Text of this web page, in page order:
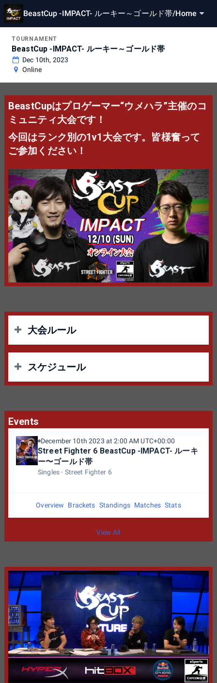
BeastCup -IMPACT- ルーキー～ゴールド帯/Home
TOURNAMENT
BeastCup -IMPACT- ルーキー～ゴールド帯
Dec 10th, 2023
Online
BeastCupはプロゲーマー“ウメハラ”主催のコ
ミュニティ大会です！
今回はランク別の1v1大会です。皆様奮って
ご参加ください！
大会ルール
使用タイトル：STREET FIGHTER 6
テーション5、XBOX SERIES X|S、STEAM
レギュレーション：リーグポイント別個人
戦、シングル・エリミネーショントーナメン
ト
ルール準拠
※リーグポイントは最も高いキャラクターのものを参照し
ます。 ※エントリー時に申請するリーグポイントはエント
リー受付終了時まで変更可能です。 ※トーナメントの振り
分けは参加者数・リーグポイントの分布に応じて調整を行
うことがあります。 ※原因不明のトラブル等によりどうし
ても対戦ができない場合はエントリー順の早い方を不戦勝
とする場合があります。 （どちらかだけがルームから弾か
れてしまう場合など、どちらかの原因が疑われる場合はこ
の限りではありません。） ※ダブルK.O.が発生した場合は
両者1マッチ取得となるが、これにより両者が2マッチ取得
スケジュール
ルーキーゴールド帯
11:40-12:50トーナメント開始
12:50-13:00 TOP4
Events
December 10th 2023 at 2:00 AM UTC+00:00
Street Fighter 6 BeastCup -IMPACT- ルーキ
ー〜ゴールド帯
Singles Street Fighter 6
Overview Brackets Standings Matches Stats
View All